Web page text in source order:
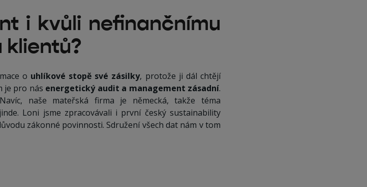
i kvůli nefinančnímu
o uhlíkové stopě své zásilky, protože ji dál chtějí
je pro nás energetický audit a management zásadní.
naše mateřská firma je německá, takže téma
Loni jsme zpracovávali i první český sustainability
zákonné povinnosti. Sdružení všech dat nám v tom